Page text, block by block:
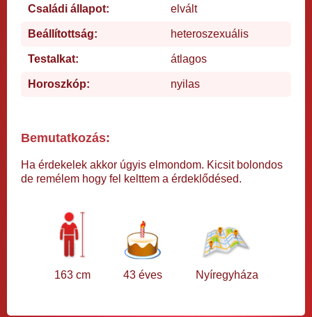
Családi állapot: elvált
Beállítottság: heteroszexuális
Testalkat: átlagos
Horoszkóp: nyilas
Bemutatkozás:
Ha érdekelek akkor úgyis elmondom. Kicsit bolondos
de remélem hogy fel kelttem a érdeklődésed.
163 cm 43 éves Nyíregyháza